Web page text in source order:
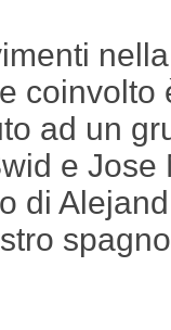
coinvolto
ad un
e Jose
di